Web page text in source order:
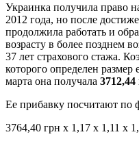
Украинка получила право
2012 года, но после
продолжила работать и
возрасту в более позднем
37 лет страхового стажа.
которого определен размер
марта она получала 3712,44
Ее прибавку посчитают по
3764,40 грн х 1,17 х 1,11 х